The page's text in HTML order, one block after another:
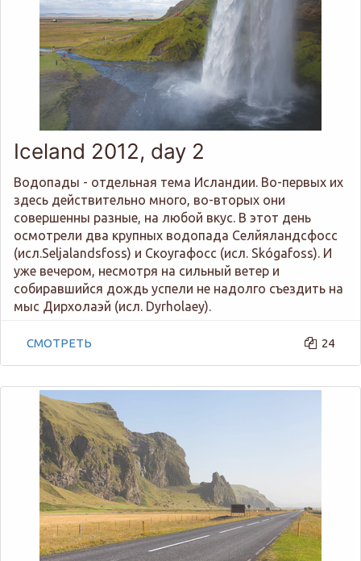
Iceland 2012, day 2
Водопады - отдельная тема Исландии. Во-первых их
здесь действительно много, во-вторых они
совершенны разные, на любой вкус. В этот день
осмотрели два крупных водопада Селйяландсфосс
(исл.Seljalandsfoss) и Скоугафосс (исл. Skógafoss). И
уже вечером, несмотря на сильный ветер и
собиравшийся дождь успели не надолго съездить на
мыс Дирхолаэй (исл. Dyrholaey).
СМОТРЕТЬ 24